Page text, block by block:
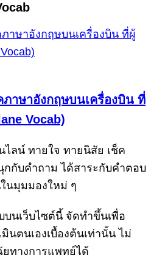
าษาอังกฤษบนเครื่องบิน ที่
Vocab)
ลน์ ทายใจ ทายนิสัย เช็ค
กับคำถาม ได้สาระกับคำตอบ
นมุมมองใหม่ ๆ
นเว็บไซต์นี้ จัดทำขึ้นเพื่อ
นตนเองเบื้องต้นเท่านั้น ไม่
ทางการแพทย์ได้